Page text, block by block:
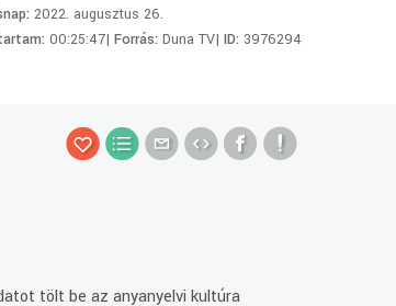
2022. augusztus 26.
00:25:47|Forrás:Duna TV|ID: 3976294
tölt be az anyanyelvi kultúra